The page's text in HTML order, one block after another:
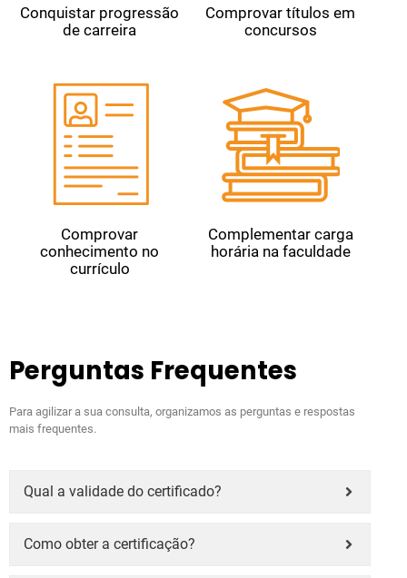
Conquistar progressão
de carreira
Comprovar títulos em
concursos
Comprovar
conhecimento no
currículo
Complementar carga
horária na faculdade
Perguntas Frequentes
Para agilizar a sua consulta, organizamos as perguntas e respostas
mais frequentes.
Qual a validade do certificado?
Como obter a certificação?